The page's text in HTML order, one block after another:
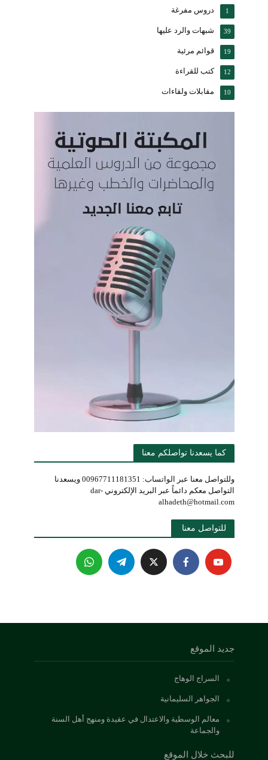
دروس مفرغة 1
شبهات والرد عليها 39
قوائم مرئية 19
كتب للقراءة 12
مقابلات ولقاءات 10
كما يسعدنا تواصلكم معنا
وللتواصل معنا عبر الواتساب: 00967711181351 ويسعدنا
التواصل معكم دائماً عبر البريد الإلكتروني dar-
alhadeth@hotmail.com
للتواصل معنا
جديد الموقع
السراج الوهاج
الجواهر السليمانية
معالم الوسطية والاعتدال في عقيدة ومنهج أهل السنة
والجماعة
للبحث خلال الموقع